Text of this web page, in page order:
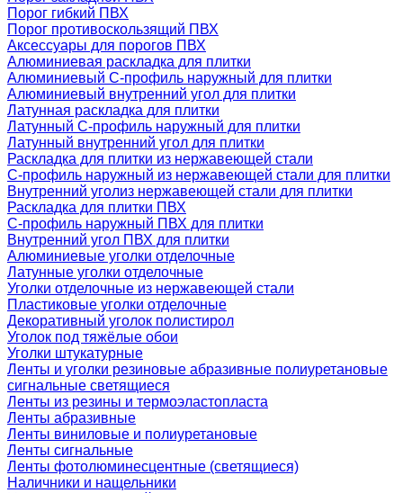
Порог гибкий ПВХ
Порог противоскользящий ПВХ
Аксессуары для порогов ПВХ
Алюминиевая раскладка для плитки
Алюминиевый С-профиль наружный для плитки
Алюминиевый внутренний угол для плитки
Латунная раскладка для плитки
Латунный С-профиль наружный для плитки
Латунный внутренний угол для плитки
Раскладка для плитки из нержавеющей стали
С-профиль наружный из нержавеющей стали для плитки
Внутренний уголиз нержавеющей стали для плитки
Раскладка для плитки ПВХ
С-профиль наружный ПВХ для плитки
Внутренний угол ПВХ для плитки
Алюминиевые уголки отделочные
Латунные уголки отделочные
Уголки отделочные из нержавеющей стали
Пластиковые уголки отделочные
Декоративный уголок полистирол
Уголок под тяжёлые обои
Уголки штукатурные
Ленты и уголки резиновые абразивные полиуретановые
сигнальные светящиеся
Ленты из резины и термоэластопласта
Ленты абразивные
Ленты виниловые и полиуретановые
Ленты сигнальные
Ленты фотолюминесцентные (светящиеся)
Наличники и нащельники